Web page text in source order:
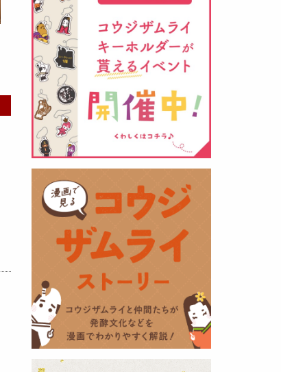
ました。野菜、お魚、お肉等の漬
け込みにどうぞ・・・
クロ黒麹甘酒 スティック新発売
（2026年03月08日）
黒麹の天然クエン酸で運動の為に
最大の機能を発揮出来るよう開発
しました。少しゆるく仕上がりま
したので初回ロット8,000本程度
を訳あり価格で提供します。品質
や栄養価には問題ありませんので
お早めにどうぞ・・・
甘酒 生スティック新発売！
（2025年11月11日）